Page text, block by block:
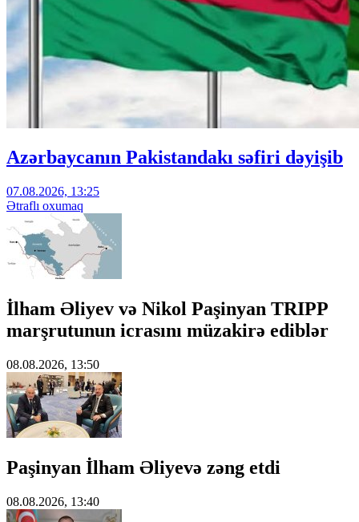
Azərbaycanın Pakistandakı səfiri dəyişib
07.08.2026, 13:25
Ətraflı oxumaq
İlham Əliyev və Nikol Paşinyan TRIPP
marşrutunun icrasını müzakirə ediblər
08.08.2026, 13:50
Paşinyan İlham Əliyevə zəng etdi
08.08.2026, 13:40